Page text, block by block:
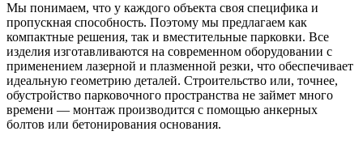
Мы понимаем, что у каждого объекта своя специфика и
пропускная способность. Поэтому мы предлагаем как
компактные решения, так и вместительные парковки. Все
изделия изготавливаются на современном оборудовании с
применением лазерной и плазменной резки, что обеспечивает
идеальную геометрию деталей. Строительство или, точнее,
обустройство парковочного пространства не займет много
времени — монтаж производится с помощью анкерных
болтов или бетонирования основания.